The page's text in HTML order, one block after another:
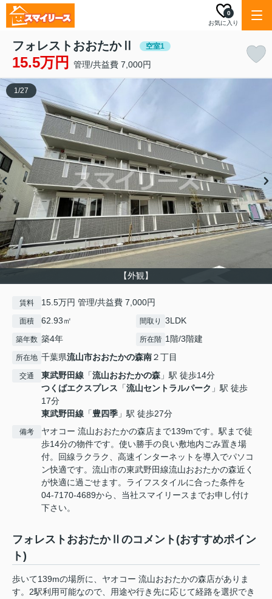
お気に入り
0
フォレストおおたかⅡ 空室1
15.5万円 管理/共益費 7,000円
【外観】
1/27
賃料 15.5万円 管理/共益費 7,000円
面積 62.93㎡ 間取り 3LDK
築年数 築4年 所在階 1階/3階建
所在地 千葉県流山市おおたかの森南２丁目
交通 東武野田線 「流山おおたかの森 」駅 徒歩14分
つくばエクスプレス 「流山セントラルパーク 」駅 徒歩
17分
東武野田線 「豊四季 」駅 徒歩27分
備考
ヤオコー 流山おおたかの森店まで139mです。駅まで徒
歩14分の物件です。使い勝手の良い敷地内ごみ置き場
付。回線ラクラク、高速インターネットを導入でパソコ
ン快適です。流山市の東武野田線流山おおたかの森近く
が快適に過ごせます。ライフスタイルに合った条件を
04-7170-4689から、当社スマイリースまでお申し付け
下さい。
フォレストおおたかⅡのコメント(おすすめポイン
ト)
歩いて139mの場所に、ヤオコー 流山おおたかの森店がありま
す。2駅利用可能なので、用途や行き先に応じて経路を選択でき